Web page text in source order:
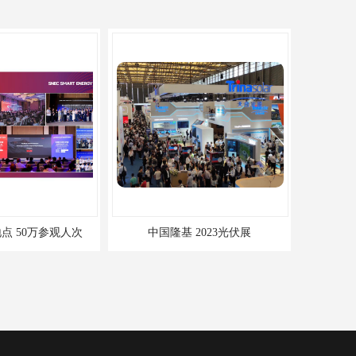
2023光伏展 深圳光储展承办单位